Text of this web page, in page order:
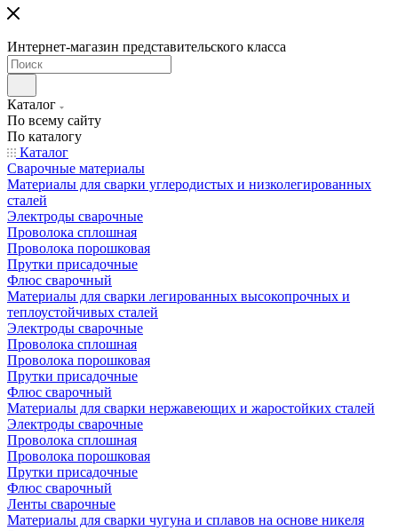
Интернет-магазин представительского класса
Каталог
По всему сайту
По каталогу
Каталог
Сварочные материалы
Материалы для сварки углеродистых и низколегированных
сталей
Электроды сварочные
Проволока сплошная
Проволока порошковая
Прутки присадочные
Флюс сварочный
Материалы для сварки легированных высокопрочных и
теплоустойчивых сталей
Электроды сварочные
Проволока сплошная
Проволока порошковая
Прутки присадочные
Флюс сварочный
Материалы для сварки нержавеющих и жаростойких сталей
Электроды сварочные
Проволока сплошная
Проволока порошковая
Прутки присадочные
Флюс сварочный
Ленты сварочные
Материалы для сварки чугуна и сплавов на основе никеля